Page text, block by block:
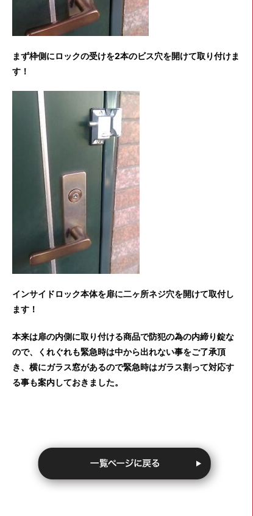
まず枠側にロックの受けを2本のビス穴を開けて取り付けま
す！
インサイドロック本体を扉に二ヶ所ネジ穴を開けて取付し
ます！
本来は扉の内側に取り付ける商品で防犯の為の内締り錠な
ので、くれぐれも緊急時は中から出れない事をご了承頂
き、横にガラス窓があるので緊急時はガラス割って対応す
る事も案内しておきました。